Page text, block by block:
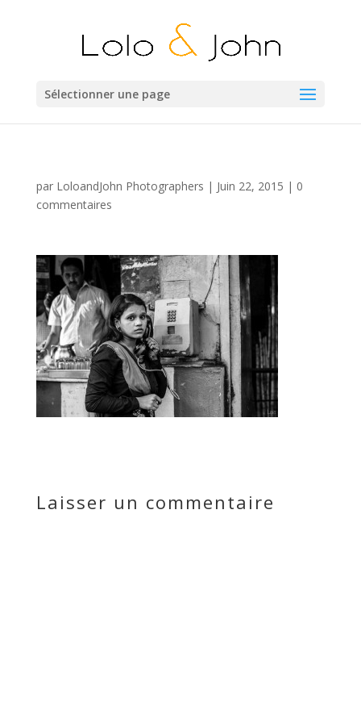
Sélectionner une page
par LoloandJohn Photographers | Juin 22, 2015 | 0
commentaires
Laisser un commentaire